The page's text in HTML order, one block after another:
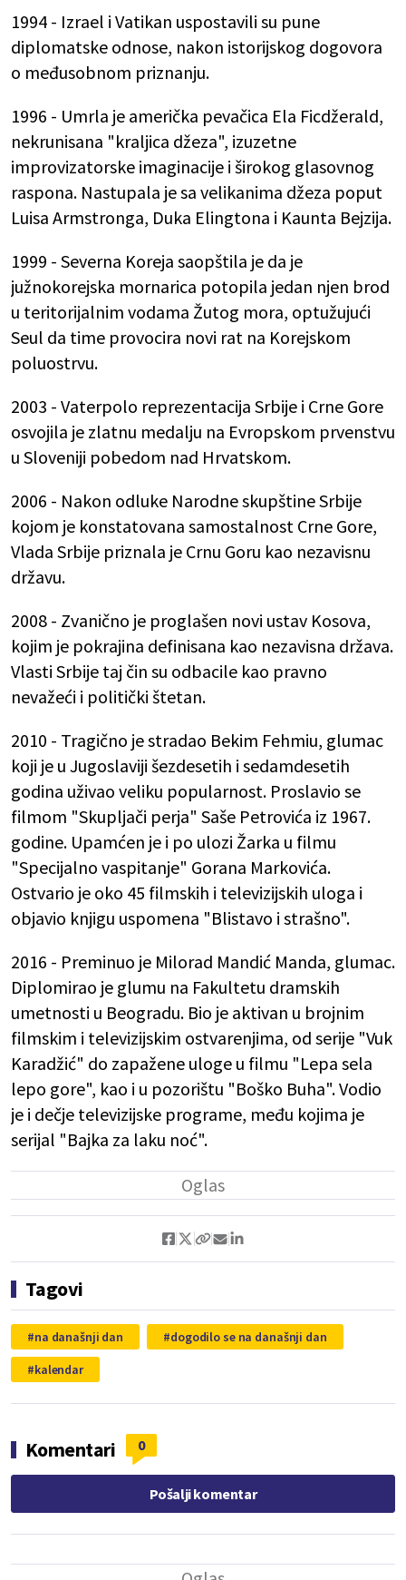
1994 - Izrael i Vatikan uspostavili su pune
diplomatske odnose, nakon istorijskog dogovora
o međusobnom priznanju.
1996 - Umrla je američka pevačica Ela Ficdžerald,
nekrunisana "kraljica džeza", izuzetne
improvizatorske imaginacije i širokog glasovnog
raspona. Nastupala je sa velikanima džeza poput
Luisa Armstronga, Duka Elingtona i Kaunta Bejzija.
1999 - Severna Koreja saopštila je da je
južnokorejska mornarica potopila jedan njen brod
u teritorijalnim vodama Žutog mora, optužujući
Seul da time provocira novi rat na Korejskom
poluostrvu.
2003 - Vaterpolo reprezentacija Srbije i Crne Gore
osvojila je zlatnu medalju na Evropskom prvenstvu
u Sloveniji pobedom nad Hrvatskom.
2006 - Nakon odluke Narodne skupštine Srbije
kojom je konstatovana samostalnost Crne Gore,
Vlada Srbije priznala je Crnu Goru kao nezavisnu
državu.
2008 - Zvanično je proglašen novi ustav Kosova,
kojim je pokrajina definisana kao nezavisna država.
Vlasti Srbije taj čin su odbacile kao pravno
nevažeći i politički štetan.
2010 - Tragično je stradao Bekim Fehmiu, glumac
koji je u Jugoslaviji šezdesetih i sedamdesetih
godina uživao veliku popularnost. Proslavio se
filmom "Skupljači perja" Saše Petrovića iz 1967.
godine. Upamćen je i po ulozi Žarka u filmu
"Specijalno vaspitanje" Gorana Markovića.
Ostvario je oko 45 filmskih i televizijskih uloga i
objavio knjigu uspomena "Blistavo i strašno".
2016 - Preminuo je Milorad Mandić Manda, glumac.
Diplomirao je glumu na Fakultetu dramskih
umetnosti u Beogradu. Bio je aktivan u brojnim
filmskim i televizijskim ostvarenjima, od serije "Vuk
Karadžić" do zapažene uloge u filmu "Lepa sela
lepo gore", kao i u pozorištu "Boško Buha". Vodio
je i dečje televizijske programe, među kojima je
serijal "Bajka za laku noć".
Tagovi
na današnji dan
dogodilo se na današnji dan
kalendar
Komentari 0
Pošalji komentar